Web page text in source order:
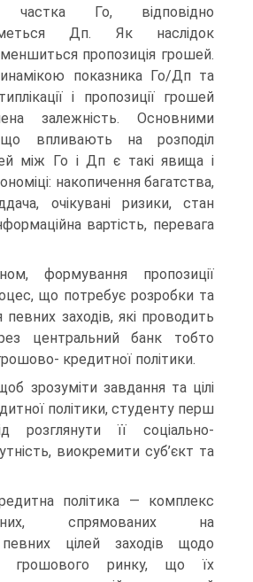
частка Го, відповідно
Дп. Як наслідок
пропозиція грошей.
показника Го/Дп та
і пропозиції грошей
залежність. Основними
впливають на розподіл
між Го і Дп є такі явища і
накопичення багатства,
очікувані ризики, стан
вартість, перевага
формування пропозиції
що потребує розробки та
певних заходів, які проводить
центральний банк тобто
кредитної політики.
зрозуміти завдання та цілі
політики, студенту перш
розглянути її соціально-
виокремити суб’єкт та
політика — комплекс
спрямованих на
цілей заходів щодо
грошового ринку, що їх